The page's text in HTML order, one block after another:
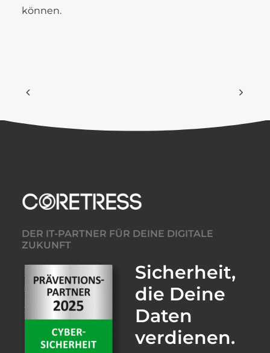
können.
DER IT-PARTNER FÜR DEINE DIGITALE
ZUKUNFT
Sicherheit,
die Deine
Daten
verdienen.